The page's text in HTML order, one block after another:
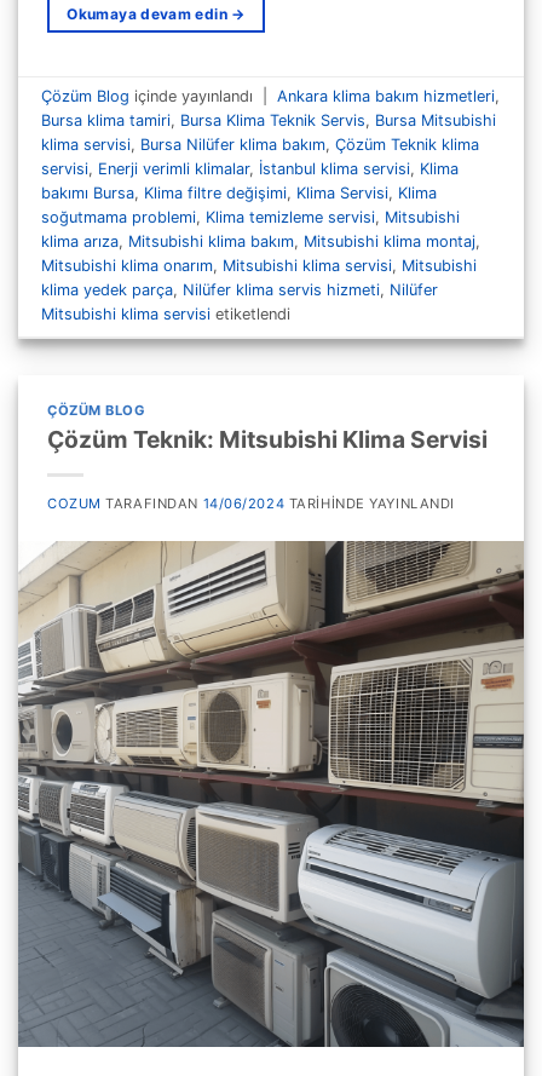
Okumaya devam edin →
Çözüm Blog içinde yayınlandı Ankara klima bakım hizmetleri,
Bursa klima tamiri, Bursa Klima Teknik Servis, Bursa Mitsubishi
klima servisi, Bursa Nilüfer klima bakım,Çözüm Teknik klima
servisi, Enerji verimli klimalar, İstanbul klima servisi, Klima
bakımı Bursa, Klima filtre değişimi, Klima Servisi, Klima
soğutmama problemi, Klima temizleme servisi, Mitsubishi
klima arıza, Mitsubishi klima bakım, Mitsubishi klima montaj,
Mitsubishi klima onarım, Mitsubishi klima servisi, Mitsubishi
klima yedek parça, Nilüfer klima servis hizmeti, Nilüfer
Mitsubishi klima servisi etiketlendi
ÇÖZÜM BLOG
Çözüm Teknik: Mitsubishi Klima Servisi
COZUM TARAFINDAN 14/06/2024 TARIHINDE YAYINLANDI